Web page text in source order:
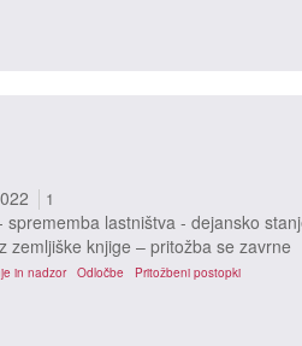
1
sprememba lastništva - dejansko
zemljiške knjige – pritožba se zavrne
in nadzor Odločbe Pritožbeni postopki